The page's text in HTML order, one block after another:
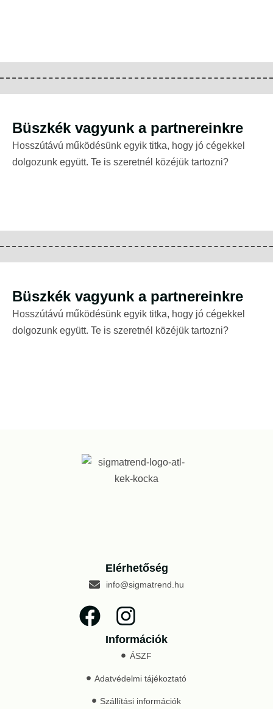
Büszkék vagyunk a partnereinkre
Hosszútávú működésünk egyik titka, hogy jó cégekkel
dolgozunk együtt. Te is szeretnél közéjük tartozni?
Büszkék vagyunk a partnereinkre
Hosszútávú működésünk egyik titka, hogy jó cégekkel
dolgozunk együtt. Te is szeretnél közéjük tartozni?
Elérhetőség
info@sigmatrend.hu
Információk
ÁSZF
Adatvédelmi tájékoztató
Szállítási információk